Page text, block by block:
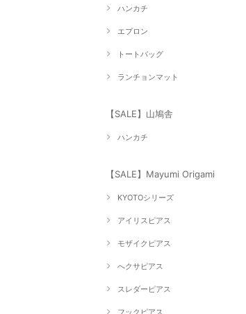
ハンカチ
エプロン
トートバッグ
ランチョンマット
【SALE】山鳩舎
ハンカチ
【SALE】Mayumi Origami
KYOTOシリーズ
アイリスピアス
モザイクピアス
へクサピアス
スレダーピアス